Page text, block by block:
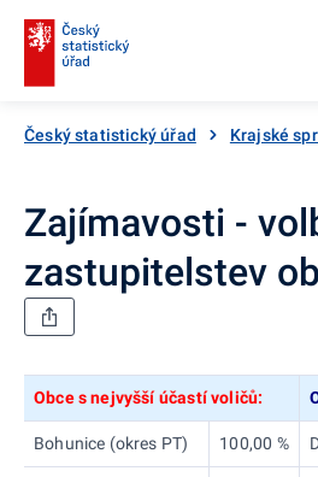
Český statistický úřad Krajské
Zajímavosti -
zastupitelstev
Obce s nejvyšší účastí voličů:
Bohunice (okres PT) 100,00 %